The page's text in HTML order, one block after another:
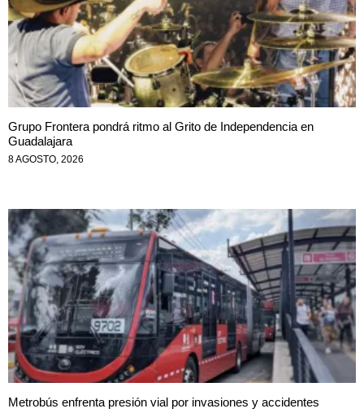
Grupo Frontera pondrá ritmo al Grito de Independencia en
Guadalajara
8 AGOSTO, 2026
Metrobús enfrenta presión vial por invasiones y accidentes